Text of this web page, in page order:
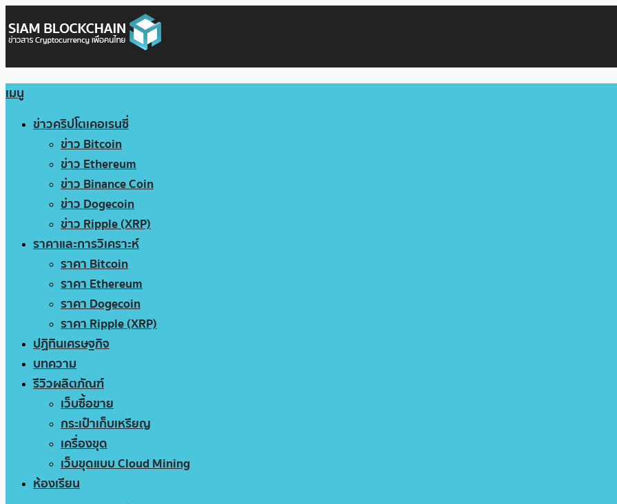
เมนู
ข่าวคริปโตเคอเรนซี่
ข่าว Bitcoin
ข่าว Ethereum
ข่าว Binance Coin
ข่าว Dogecoin
ข่าว Ripple (XRP)
ราคาและการวิเคราะห์
ราคา Bitcoin
ราคา Ethereum
ราคา Dogecoin
ราคา Ripple (XRP)
ปฏิทินเศรษฐกิจ
บทความ
รีวิวผลิตภัณฑ์
เว็บซื้อขาย
กระเป๋าเก็บเหรียญ
เครื่องขุด
เว็บขุดแบบ Cloud Mining
ห้องเรียน